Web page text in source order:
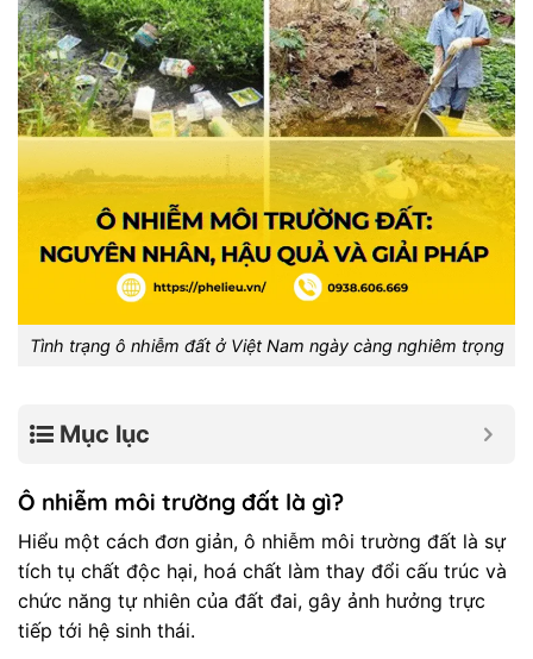
Tình trạng ô nhiễm đất ở Việt Nam ngày càng nghiêm trọng
Mục lục
Ô nhiễm môi trường đất là gì?
Hiểu một cách đơn giản, ô nhiễm môi trường đất là sự
tích tụ chất độc hại, hoá chất làm thay đổi cấu trúc và
chức năng tự nhiên của đất đai, gây ảnh hưởng trực
tiếp tới hệ sinh thái.